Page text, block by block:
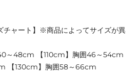
チャート】※商品によってサイズが異
～48cm 【110cm】胸囲46～54cm
【130cm】胸囲58～66cm